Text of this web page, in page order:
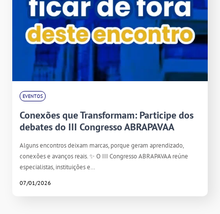
EVENTOS
Conexões que Transformam: Participe dos
debates do III Congresso ABRAPAVAA
Alguns encontros deixam marcas, porque geram aprendizado,
conexões e avanços reais. ✨ O III Congresso ABRAPAVAA reúne
especialistas, instituições e…
07/01/2026